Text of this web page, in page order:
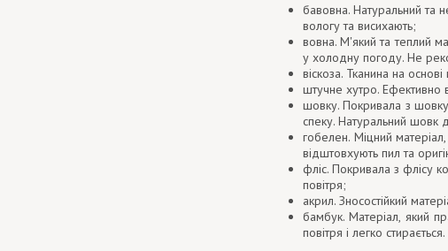
бавовна. Натуральний та
вологу та висихають;
вовна. М'який та теплий
у холодну погоду. Не
віскоза. Тканина на
штучне хутро. Ефективно
шовку. Покривала з
спеку. Натуральний шовк
гобелен. Міцний
відштовхують пил та
фліс. Покривала з флісу
повітря;
акрил. Зносостійкий
бамбук. Матеріал, який
повітря і легко стирається.